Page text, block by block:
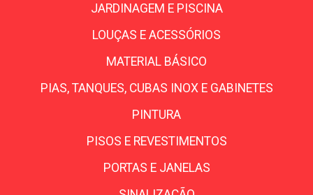
JARDINAGEM E PISCINA
LOUÇAS E ACESSÓRIOS
MATERIAL BÁSICO
PIAS, TANQUES, CUBAS INOX E GABINETES
PINTURA
PISOS E REVESTIMENTOS
PORTAS E JANELAS